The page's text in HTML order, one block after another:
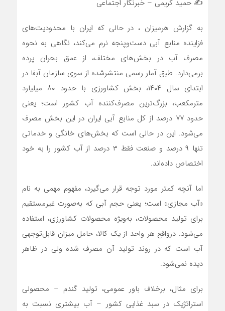
✍️ حمید کریمی – خبرنگار اجتماعی
به گزارش هرمیزان ، در حالی که ایران با محدودیت‌های
فزاینده منابع آبی دست‌وپنجه نرم می‌کند، نگاهی به نحوه
مصرف آب در بخش‌های مختلف، از عمق بحران پرده
برمی‌دارد. طبق آمار رسمی منتشرشده از سوی سازمان آبفا در
ابتدای سال ۱۴۰۴، بخش کشاورزی با حدود ۸۰ میلیارد
مترمکعب، بزرگ‌ترین مصرف‌کننده آب کشور است؛ یعنی
حدود ۷۷ درصد از کل منابع آبی ایران در این بخش مصرف
می‌شود. این در حالی است که بخش‌های خانگی و خدماتی
تنها ۹ درصد و صنعت فقط ۳ درصد از آب کشور را به خود
اختصاص داده‌اند.
اما آنچه کمتر مورد توجه قرار می‌گیرد، مفهوم مهمی به نام
«آب مجازی» است؛ یعنی حجم آبی که به‌صورت غیرمستقیم
برای تولید محصولات، به‌ویژه محصولات کشاورزی، استفاده
می‌شود. درواقع هر واحد از یک کالا، حامل میزان قابل‌توجهی
آب است که در روند تولید آن مصرف شده ولی در ظاهر
دیده نمی‌شود.
برای مثال، برخلاف باور عمومی، تولید گندم – محصولی
استراتژیک در سبد غذایی کشور – آب بیشتری نسبت به